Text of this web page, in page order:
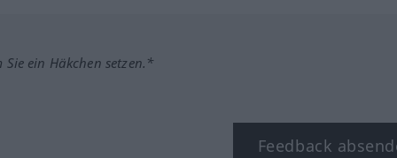
ein Häkchen setzen.*
Feedback